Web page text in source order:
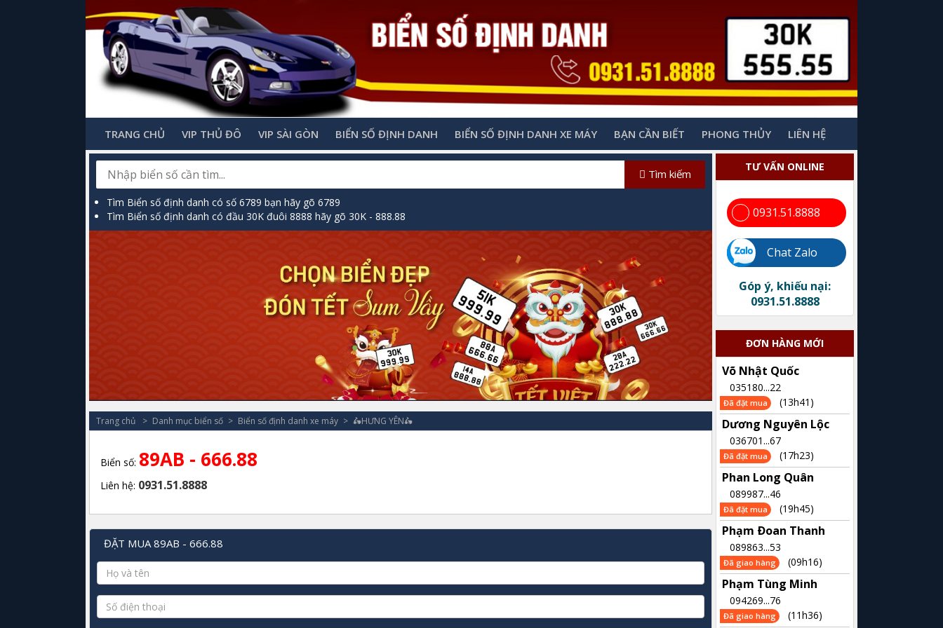
TRANG CHỦ VIP THỦ ĐÔ VIP SÀI GÒN BIỂN SỐ ĐỊNH DANH BIỂN SỐ ĐỊNH DANH XE MÁY BẠN CẦN BIẾT PHONG THỦY LIÊN HỆ
Tìm kiếm
Tìm Biển số định danh có số 6789 bạn hãy gõ 6789
Tìm Biển số định danh có đầu 30K đuôi 8888 hãy gõ 30K - 888.88
Trang chủ Danh mục biển số Biển số định danh xe máy 🛵HƯNG YÊN🛵
Biển số: 89AB - 666.88
Liên hệ: 0931.51.8888
ĐẶT MUA 89AB - 666.88
TƯ VẤN ONLINE
0931.51.8888
Chat Zalo
Góp ý, khiếu nại:
0931.51.8888
ĐƠN HÀNG MỚI
Võ Nhật Quốc
035180...22
Đã đặt mua (13h41)
Dương Nguyên Lộc
036701...67
Đã đặt mua (17h23)
Phan Long Quân
089987...46
Đã đặt mua (19h45)
Phạm Ðoan Thanh
089863...53
Đã giao hàng (09h16)
Phạm Tùng Minh
094269...76
Đã giao hàng (11h36)